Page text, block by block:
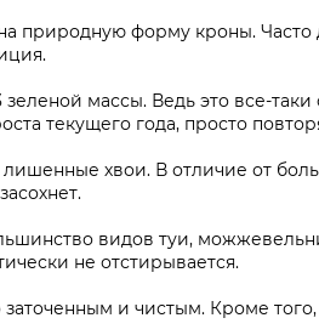
природную форму кроны.
массы. Ведь это все-
текущего года, просто
хвои. В отличие от
видов туи,
не отстирывается.
и чистым. Кроме